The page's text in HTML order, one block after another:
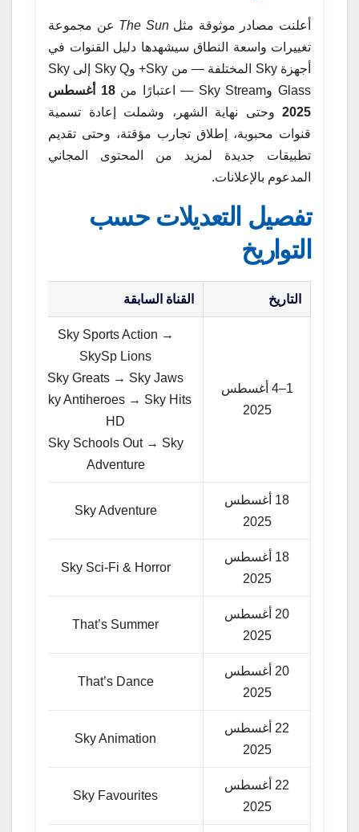
أعلنت مصادر موثوقة مثلThe Sun عن مجموعة
تغييرات واسعة النطاق سيشهدها دليل القنوات في
أجهزة Sky المختلفة — من Sky+ وSky Q إلى Sky
Glass وSky Stream — اعتبارًا من
18 أغسطس
2025 وحتى نهاية الشهر، وشملت إعادة تسمية
قنوات محبوبة، إطلاق تجارب مؤقتة، وحتى تقديم
تطبيقات جديدة لمزيد من المحتوى المجاني
المدعوم بالإعلانات.
تفصيل التعديلات حسب
التواريخ
التاريخ القناة السابقة
1–4 أغسطس
2025
Sky Sports Action →
SkySp Lions
Sky Greats → Sky Jaws
Sky Antiheroes → Sky Hits
HD
Sky Schools Out → Sky
Adventure
18 أغسطس
2025
Sky Adventure
18 أغسطس
2025
Sky Sci-Fi & Horror
20 أغسطس
2025
That’s Summer
20 أغسطس
2025
That’s Dance
22 أغسطس
2025
Sky Animation
22 أغسطس
2025
Sky Favourites